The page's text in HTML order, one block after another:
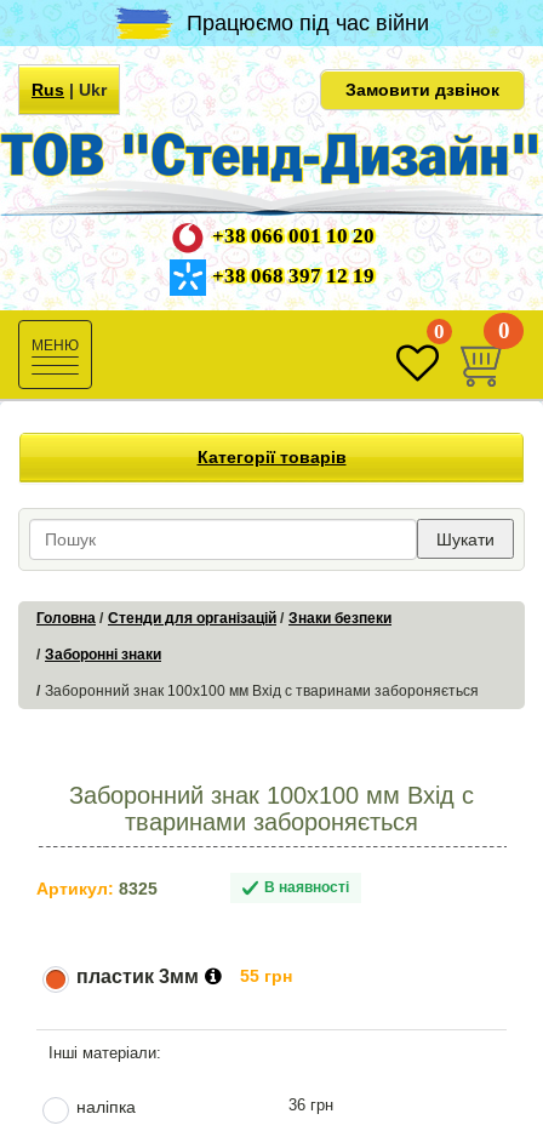
Працюємо під час війни
Rus|Ukr Замовити дзвінок
+38 066 001 10 20
+38 068 397 12 19
Toggle
navigation
0 0
Категорії товарів
Шукати
Головна Стенди для організацій Знаки безпеки
Заборонні знаки
Заборонний знак 100х100 мм Вхід с тваринами забороняється
Заборонний знак 100х100 мм Вхід с
тваринами забороняється
Артикул: 8325 В наявності
пластик 3мм 55 грн
наліпка 36 грн